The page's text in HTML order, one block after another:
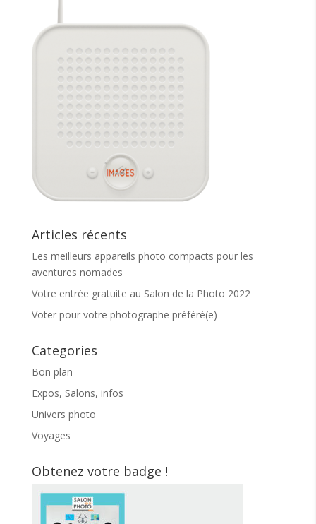
Articles récents
Les meilleurs appareils photo compacts pour les
aventures nomades
Votre entrée gratuite au Salon de la Photo 2022
Voter pour votre photographe préféré(e)
Categories
Bon plan
Expos, Salons, infos
Univers photo
Voyages
Obtenez votre badge !